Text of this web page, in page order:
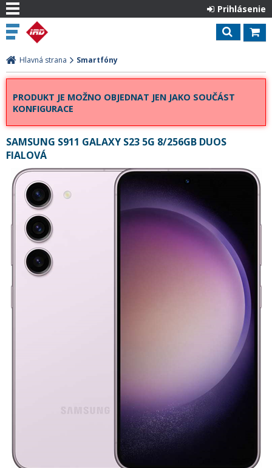
Prihlásenie
Hlavná strana Smartfóny
PRODUKT JE MOŽNO OBJEDNAT JEN JAKO SOUČÁST
KONFIGURACE
SAMSUNG S911 GALAXY S23 5G 8/256GB DUOS
FIALOVÁ